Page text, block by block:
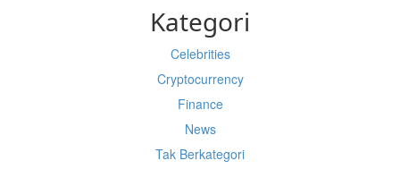
Kategori
Celebrities
Cryptocurrency
Finance
News
Tak Berkategori